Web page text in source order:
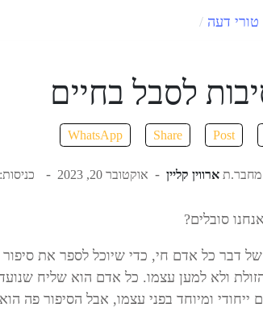
טורי דעה
לסבל בחיים
Post
Share
WhatsApp
מחבר.ת ארווין קליין אוקטובר 20, 2023 כניסות: 1518
סובלים?
של דבר כל אדם חי, כדי שיוכל לספר את
ולא למען עצמו. כל אדם הוא שליח
ייחודי ומיוחד בפני עצמו, אבל הסיפור פה